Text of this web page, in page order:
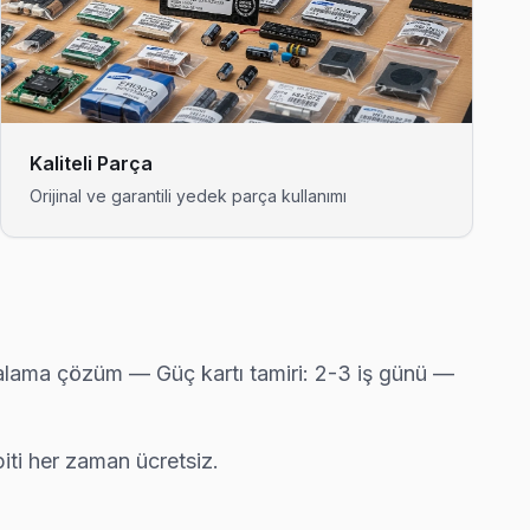
anlatıyoruz. Ataşehir standartlarımız bu.
tamamlıyoruz.
anlatıyoruz. Ataşehir standartlarımız bu.
Kaliteli Parça
Orijinal ve garantili yedek parça kullanımı
çözüm — Güç kartı tamiri: 2-3 iş günü —
her zaman ücretsiz.